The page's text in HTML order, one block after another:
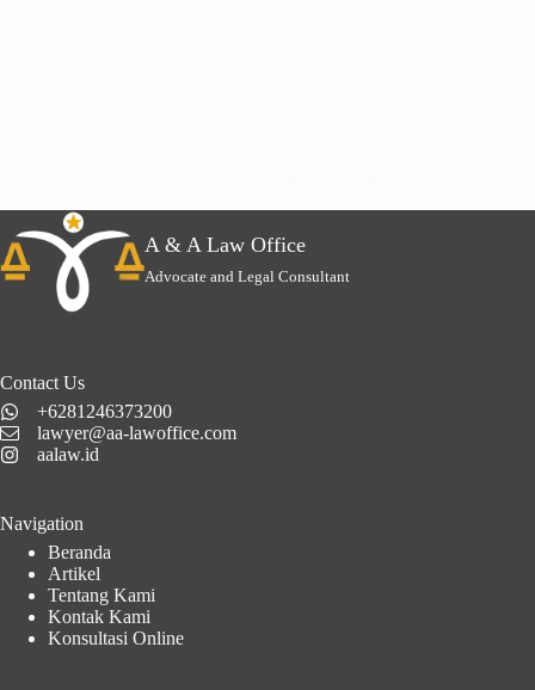
hukum Jakarta. A & A Law Office adalah pilihan terbaik…
A & A Law Office
Advocate and Legal Consultant
Contact Us
+6281246373200
lawyer@aa-lawoffice.com
aalaw.id
Navigation
Beranda
Artikel
Tentang Kami
Kontak Kami
Konsultasi Online